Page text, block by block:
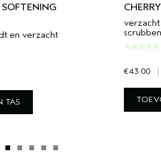
en verzacht
TAS
scrubben
€43.00 |